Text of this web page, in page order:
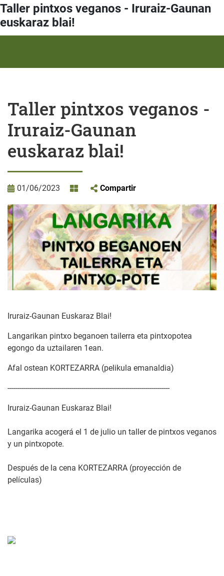
Taller pintxos veganos - Iruraiz-Gaunan
euskaraz blai!
Taller pintxos veganos -
Iruraiz-Gaunan
euskaraz blai!
01/06/2023 Compartir
Iruraiz-Gaunan Euskaraz Blai!
Langarikan pintxo beganoen tailerra eta pintxopotea
egongo da uztailaren 1ean.
Afal ostean KORTEZARRA (pelikula emanaldia)
---------------------------------------------------------------------------------
Iruraiz-Gaunan Euskaraz Blai!
Langarika acogerá el 1 de julio un taller de pintxos veganos
y un pintxopote.
Después de la cena KORTEZARRA (proyección de
películas)